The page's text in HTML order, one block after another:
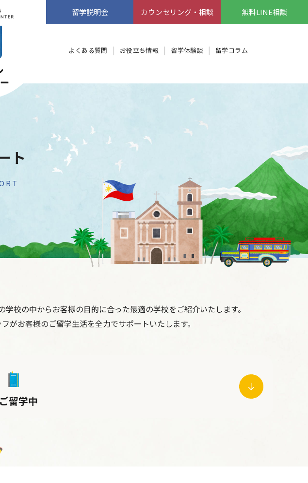
留学説明会 カウンセリング・相談 無料LINE相談
よくある質問 お役立ち情報 留学体験談 留学コラム
ト
校の中からお客様の目的に合った最適の学校をご紹介いたします。
がお客様のご留学生活を全力でサポートいたします。
ご留学中